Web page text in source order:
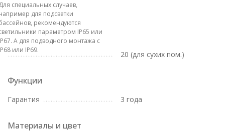
специальных случаев,
для подсветки
рекомендуются
параметром IP65 или
А для подводного монтажа с
или IP69.
20 (для сухих пом.)
Функции
Гарантия 3 года
Материалы и цвет